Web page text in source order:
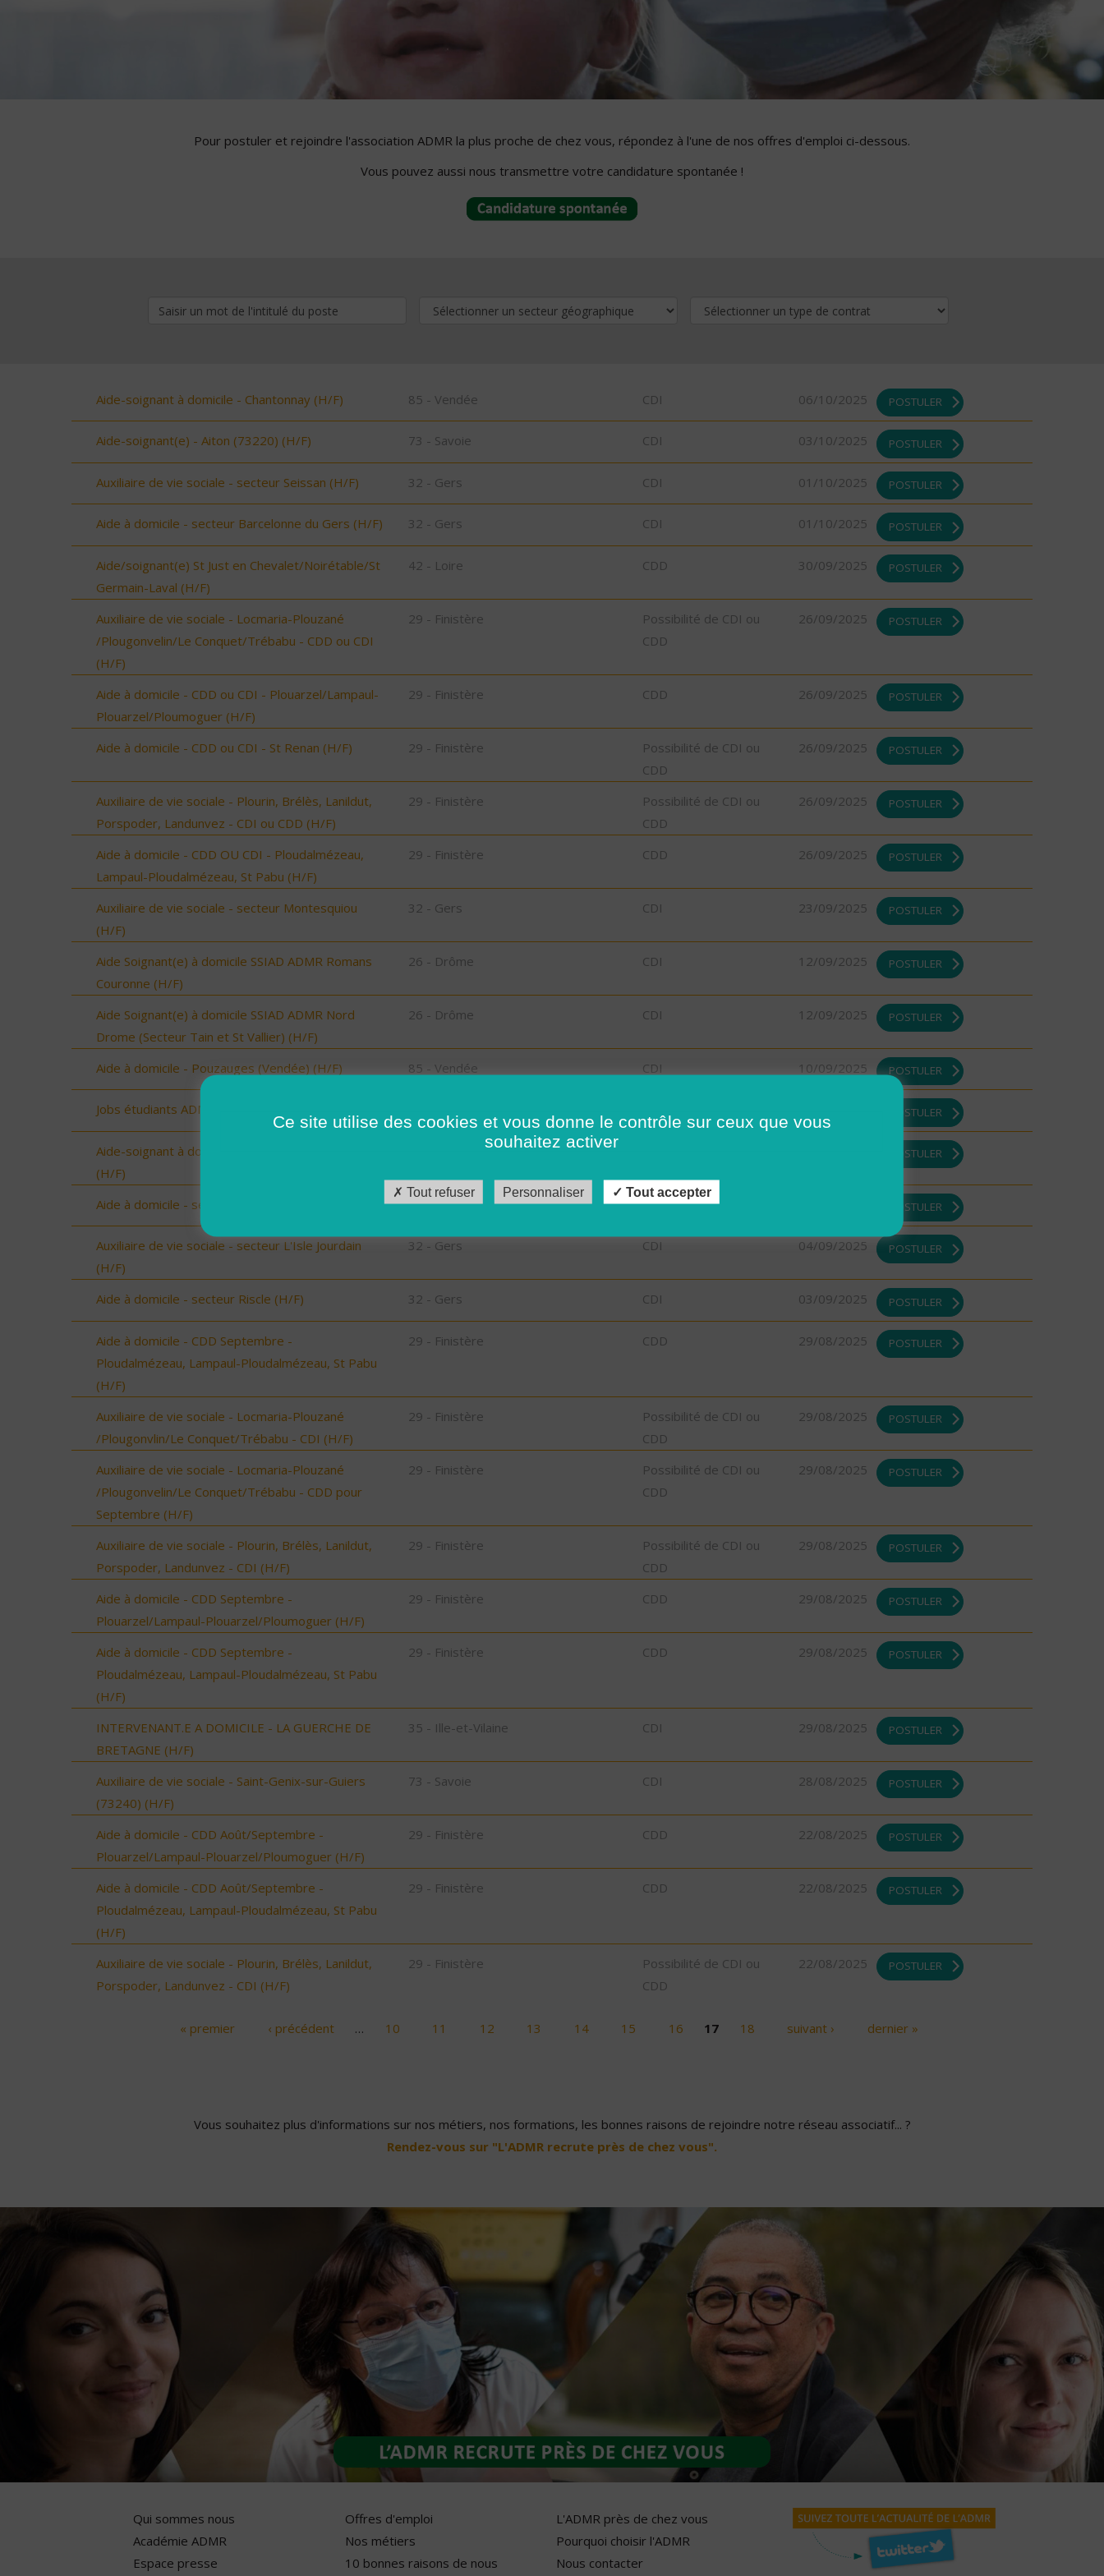
Pour postuler et rejoindre l'association ADMR la plus proche de chez vous, répondez à l'une de nos offres d'emploi ci-dessous.
Vous pouvez aussi nous transmettre votre candidature spontanée !
Aide-soignant à domicile - Chantonnay (H/F) 85 - Vendée CDI 06/10/2025 POSTULER
Aide-soignant(e) - Aiton (73220) (H/F) 73 - Savoie CDI 03/10/2025 POSTULER
Auxiliaire de vie sociale - secteur Seissan (H/F) 32 - Gers CDI 01/10/2025 POSTULER
Aide à domicile - secteur Barcelonne du Gers (H/F) 32 - Gers CDI 01/10/2025 POSTULER
Aide/soignant(e) St Just en Chevalet/Noirétable/St
Germain-Laval (H/F)
42 - Loire CDD 30/09/2025 POSTULER
Auxiliaire de vie sociale - Locmaria-Plouzané
/Plougonvelin/Le Conquet/Trébabu - CDD ou CDI
(H/F)
29 - Finistère
Possibilité de CDI ou
CDD
26/09/2025 POSTULER
Aide à domicile - CDD ou CDI - Plouarzel/Lampaul-
Plouarzel/Ploumoguer (H/F)
29 - Finistère CDD 26/09/2025 POSTULER
Aide à domicile - CDD ou CDI - St Renan (H/F) 29 - Finistère
Possibilité de CDI ou
CDD
26/09/2025 POSTULER
Auxiliaire de vie sociale - Plourin, Brélès, Lanildut,
Porspoder, Landunvez - CDI ou CDD (H/F)
29 - Finistère
Possibilité de CDI ou
CDD
26/09/2025 POSTULER
Aide à domicile - CDD OU CDI - Ploudalmézeau,
Lampaul-Ploudalmézeau, St Pabu (H/F)
29 - Finistère CDD 26/09/2025 POSTULER
Auxiliaire de vie sociale - secteur Montesquiou
(H/F)
32 - Gers CDI 23/09/2025 POSTULER
Aide Soignant(e) à domicile SSIAD ADMR Romans
Couronne (H/F)
26 - Drôme CDI 12/09/2025 POSTULER
Aide Soignant(e) à domicile SSIAD ADMR Nord
Drome (Secteur Tain et St Vallier) (H/F)
26 - Drôme CDI 12/09/2025 POSTULER
Aide à domicile - Pouzauges (Vendée) (H/F) 85 - Vendée CDI 10/09/2025 POSTULER
Jobs étudiants ADMR 35 (H/F) POSTULER
Aide-soignant à domicile - Chantonnay (Vendée)
(H/F)
POSTULER
Aide à domicile - secteur Beaumarchès (H/F) 32 - Gers CDI POSTULER
Auxiliaire de vie sociale - secteur L'Isle Jourdain
(H/F)
32 - Gers CDI 04/09/2025 POSTULER
Aide à domicile - secteur Riscle (H/F) 32 - Gers CDI 03/09/2025 POSTULER
Aide à domicile - CDD Septembre -
Ploudalmézeau, Lampaul-Ploudalmézeau, St Pabu
(H/F)
29 - Finistère CDD 29/08/2025 POSTULER
Auxiliaire de vie sociale - Locmaria-Plouzané
/Plougonvlin/Le Conquet/Trébabu - CDI (H/F)
29 - Finistère
Possibilité de CDI ou
CDD
29/08/2025 POSTULER
Auxiliaire de vie sociale - Locmaria-Plouzané
/Plougonvelin/Le Conquet/Trébabu - CDD pour
Septembre (H/F)
29 - Finistère
Possibilité de CDI ou
CDD
29/08/2025 POSTULER
Auxiliaire de vie sociale - Plourin, Brélès, Lanildut,
Porspoder, Landunvez - CDI (H/F)
29 - Finistère
Possibilité de CDI ou
CDD
29/08/2025 POSTULER
Aide à domicile - CDD Septembre -
Plouarzel/Lampaul-Plouarzel/Ploumoguer (H/F)
29 - Finistère CDD 29/08/2025 POSTULER
Aide à domicile - CDD Septembre -
Ploudalmézeau, Lampaul-Ploudalmézeau, St Pabu
(H/F)
29 - Finistère CDD 29/08/2025 POSTULER
INTERVENANT.E A DOMICILE - LA GUERCHE DE
BRETAGNE (H/F)
35 - Ille-et-Vilaine CDI 29/08/2025 POSTULER
Auxiliaire de vie sociale - Saint-Genix-sur-Guiers
(73240) (H/F)
73 - Savoie CDI 28/08/2025 POSTULER
Aide à domicile - CDD Août/Septembre -
Plouarzel/Lampaul-Plouarzel/Ploumoguer (H/F)
29 - Finistère CDD 22/08/2025 POSTULER
Aide à domicile - CDD Août/Septembre -
Ploudalmézeau, Lampaul-Ploudalmézeau, St Pabu
(H/F)
29 - Finistère CDD 22/08/2025 POSTULER
Auxiliaire de vie sociale - Plourin, Brélès, Lanildut,
Porspoder, Landunvez - CDI (H/F)
29 - Finistère
Possibilité de CDI ou
CDD
22/08/2025 POSTULER
« premier ‹ précédent … 10 11 12 13 14 15 16 17 18 suivant › dernier »
Vous souhaitez plus d'informations sur nos métiers, nos formations, les bonnes raisons de rejoindre notre réseau associatif... ?
Rendez-vous sur "L'ADMR recrute près de chez vous".
Qui sommes nous
Académie ADMR
Espace presse
Offres d'emploi
Nos métiers
10 bonnes raisons de nous
L'ADMR près de chez vous
Pourquoi choisir l'ADMR
Nous contacter
Ce site utilise des cookies et vous donne le contrôle sur ceux que vous
souhaitez activer
Tout refuser Personnaliser Tout accepter